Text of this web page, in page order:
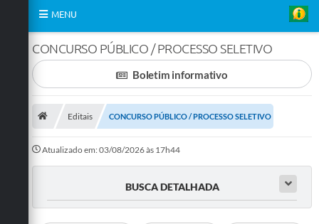
MENU
Principal
CONCURSO PÚBLICO / PROCESSO SELETIVO
Boletim informativo
Editais CONCURSO PÚBLICO / PROCESSO SELETIVO
Atualizado em: 03/08/2026 às 17h44
BUSCA DETALHADA